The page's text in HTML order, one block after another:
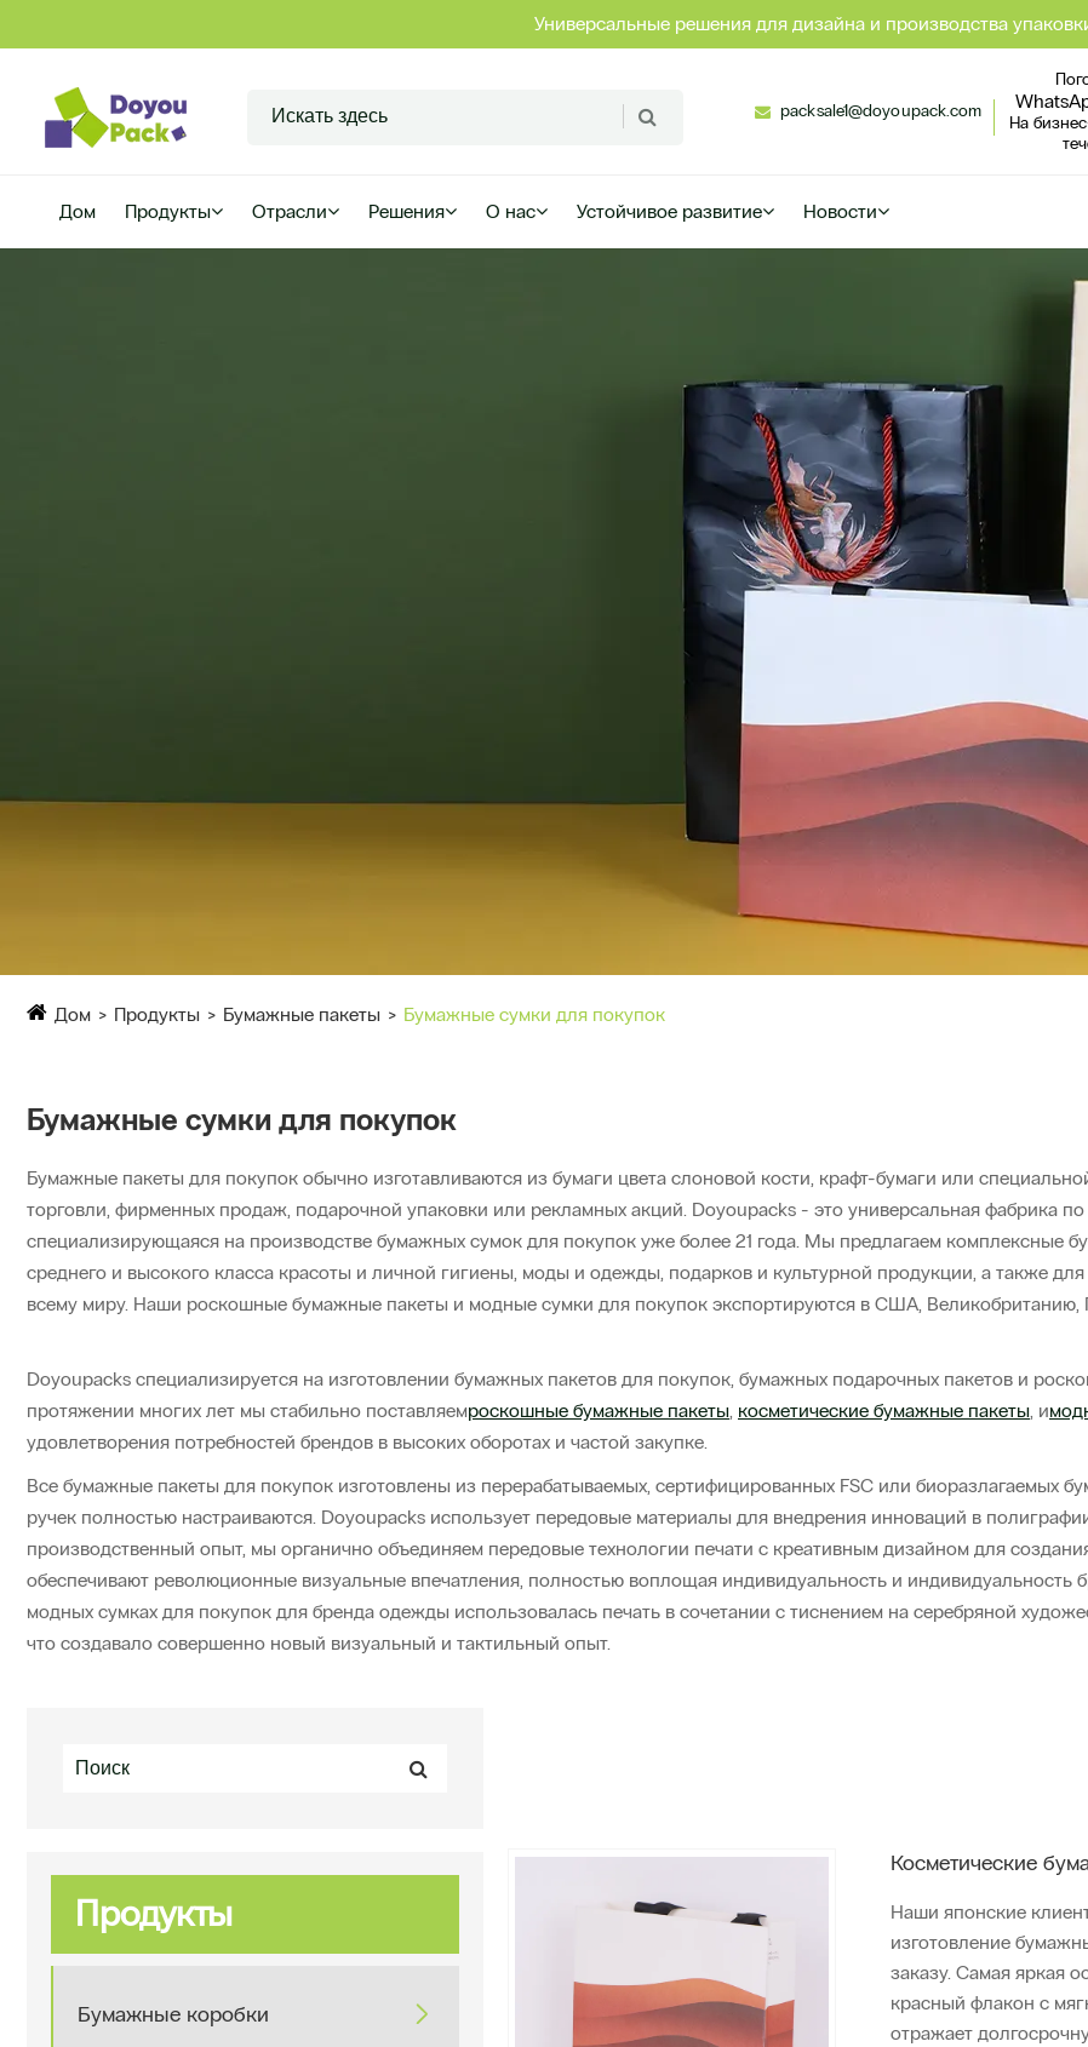
Универсальные решения для дизайна и производства
packsale1@doyoupack.com
На
Дом Продукты Отрасли Решения О нас Устойчивое развитие Новости
Дом Продукты Бумажные пакеты Бумажные сумки для покупок
Бумажные сумки для покупок
Бумажные пакеты для покупок обычно изготавливаются из бумаги цвета слоновой кости, крафт-бумаги или
торговли, фирменных продаж, подарочной упаковки или рекламных акций. Doyoupacks - это универсальная фабрика
специализирующаяся на производстве бумажных сумок для покупок уже более 21 года. Мы предлагаем комплексные
среднего и высокого класса красоты и личной гигиены, моды и одежды, подарков и культурной продукции, а также
всему миру. Наши роскошные бумажные пакеты и модные сумки для покупок экспортируются в США,
Doyoupacks специализируется на изготовлении бумажных пакетов для покупок, бумажных подарочных пакетов и
протяжении многих лет мы стабильно поставляемроскошные бумажные пакеты, косметические бумажные пакеты, и
удовлетворения потребностей брендов в высоких оборотах и ​​частой закупке.
Все бумажные пакеты для покупок изготовлены из перерабатываемых, сертифицированных FSC или биоразлагаемых
ручек полностью настраиваются. Doyoupacks использует передовые материалы для внедрения инноваций в
производственный опыт, мы органично объединяем передовые технологии печати с креативным дизайном для
обеспечивают революционные визуальные впечатления, полностью воплощая индивидуальность и индивидуальность
модных сумках для покупок для бренда одежды использовалась печать в сочетании с тиснением на серебряной
что создавало совершенно новый визуальный и тактильный опыт.
Продукты
Бумажные коробки 
Косметические
Наши японские
изготовление
заказу. Самая яркая
красный флакон с
отражает